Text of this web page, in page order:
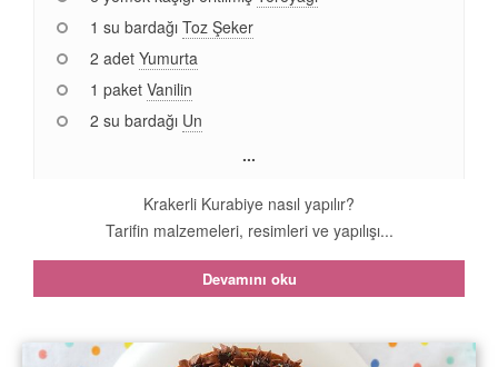
1 su bardağı Toz Şeker
2 adet Yumurta
1 paket Vanilin
2 su bardağı Un
...
Krakerli Kurabiye nasıl yapılır?
Tarifin malzemeleri, resimleri ve yapılışı...
Devamını oku